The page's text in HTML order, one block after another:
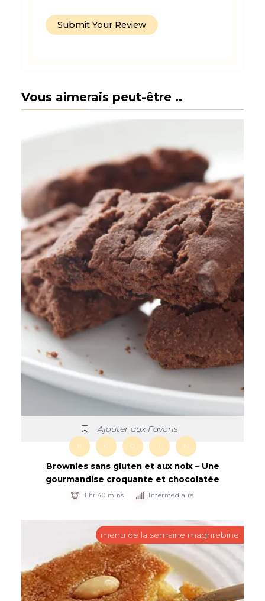
Vous aimerais peut-être ..
Ajouter aux Favoris
B C G N
Brownies sans gluten et aux noix – Une
gourmandise croquante et chocolatée
1 hr 40 mins Intermédiaire
menu de la semaine maghrebine